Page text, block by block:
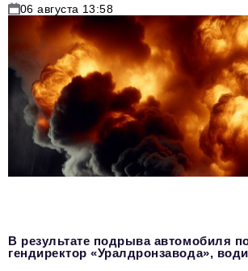
06 августа 13:58
В результате подрыва автомобиля
гендиректор «Уралдронзавода»,